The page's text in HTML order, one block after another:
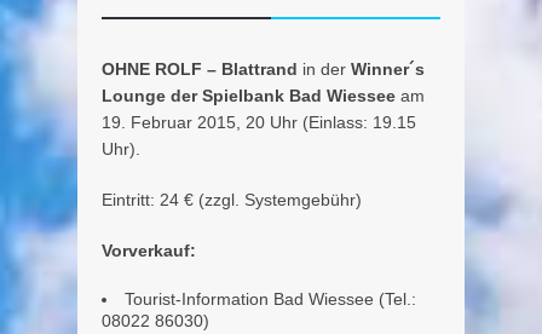
OHNE ROLF – Blattrand in der Winner´s
Lounge der Spielbank Bad Wiessee am
19. Februar 2015, 20 Uhr (Einlass: 19.15
Uhr).
Eintritt: 24 € (zzgl. Systemgebühr)
Vorverkauf:
Tourist-Information Bad Wiessee (Tel.:
08022 86030)